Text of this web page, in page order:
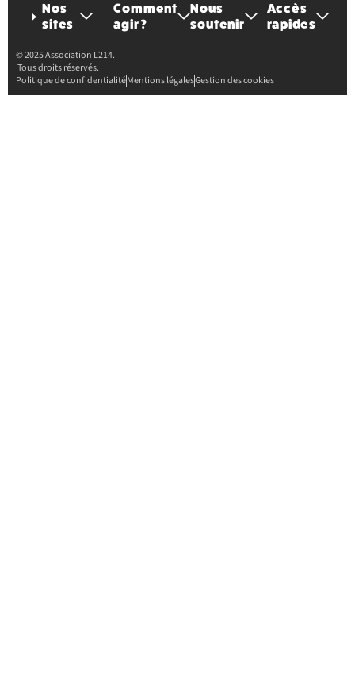
Nos
sites
Comment
agir ?
Nous
soutenir
Accès
rapides
© 2025 Association L214.
Tous droits réservés.
Politique de confidentialitéMentions légalesGestion des cookies